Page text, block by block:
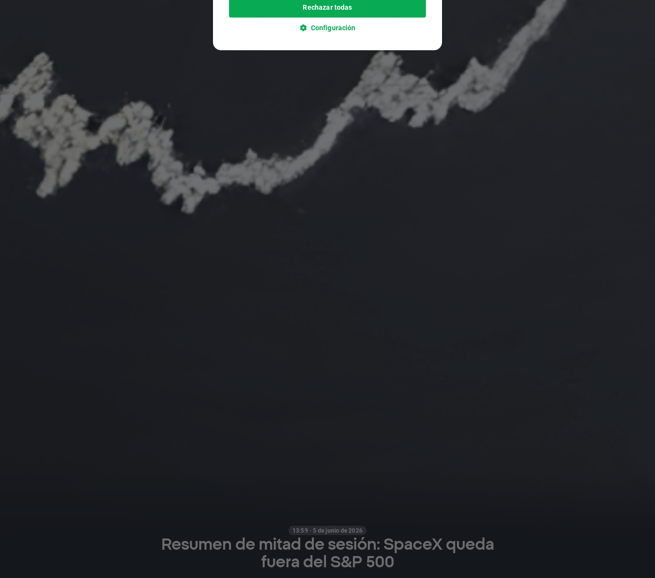
13:59 · 5 de junio de 2026
Resumen de mitad de sesión: SpaceX queda
fuera del S&P 500
Rechazar todas
Configuración